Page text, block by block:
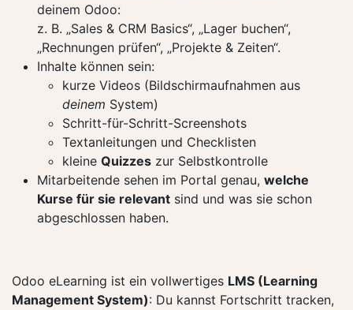
deinem Odoo:
z. B. „Sales & CRM Basics“, „Lager buchen“,
„Rechnungen prüfen“, „Projekte & Zeiten“.
Inhalte können sein:
kurze Videos (Bildschirmaufnahmen aus
deinem System)
Schritt-für-Schritt-Screenshots
Textanleitungen und Checklisten
kleine Quizzes zur Selbstkontrolle
Mitarbeitende sehen im Portal genau, welche
Kurse für sie relevant sind und was sie schon
abgeschlossen haben.
Odoo eLearning ist ein vollwertiges LMS (Learning
Management System): Du kannst Fortschritt tracken,